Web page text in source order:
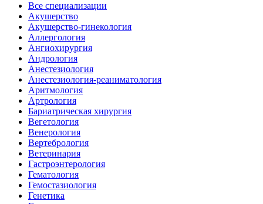
Все специализации
Акушерство
Акушерство-гинекология
Аллергология
Ангиохирургия
Андрология
Анестезиология
Анестезиология-реаниматология
Аритмология
Артрология
Бариатрическая хирургия
Вегетология
Венерология
Вертебрология
Ветеринария
Гастроэнтерология
Гематология
Гемостазиология
Генетика